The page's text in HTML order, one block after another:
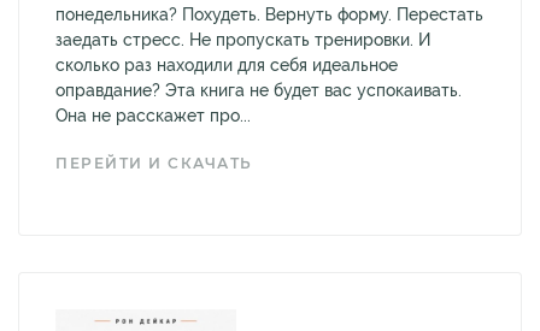
понедельника? Похудеть. Вернуть форму. Перестать
заедать стресс. Не пропускать тренировки. И
сколько раз находили для себя идеальное
оправдание? Эта книга не будет вас успокаивать.
Она не расскажет про...
ПЕРЕЙТИ И СКАЧАТЬ